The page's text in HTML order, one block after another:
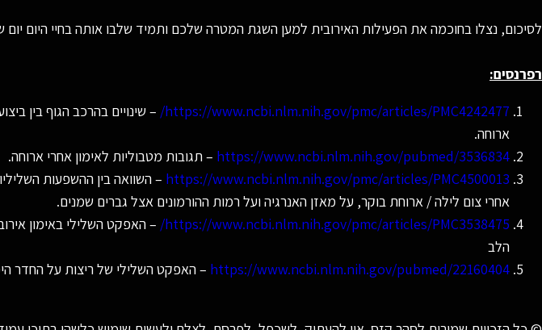
לסיכום, נצלו בחוכמה את הפעילות האירובית למען השגת המטרה שלכם ותמיד שלבו אותה בחיי היום
רפרנסים:
https://www.ncbi.nlm.nih.gov/pmc/articles/PMC4242477/ – שינויים בהרכב הגוף בין
ארוחה.
https://www.ncbi.nlm.nih.gov/pubmed/3536834 – תגובות מטבוליות לאימון אחרי ארוחה.
https://www.ncbi.nlm.nih.gov/pmc/articles/PMC4500013 – השוואה בין ההשפעות
אחרי צום לילה / ארוחת בוקר, על מאזן האנרגיה ועל רמות ההורמונים אצל גברים שמנים.
https://www.ncbi.nlm.nih.gov/pmc/articles/PMC3538475/ – האפקט השלילי באימון
הלב
https://www.ncbi.nlm.nih.gov/pubmed/22160404 – האפקט השלילי של ריצות על החדר